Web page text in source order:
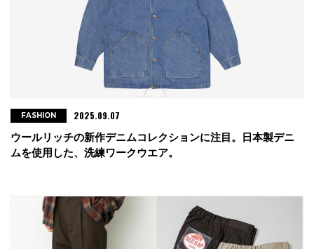
ウールリッチの新作デニムコレクションに注目。日本製デニ
ムを使用した、洗練ワークウエア。
FASHION 2025.09.07